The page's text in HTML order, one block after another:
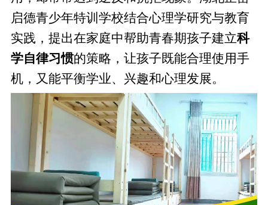
启德青少年特训学校结合心理学研究与教育
实践，提出在家庭中帮助青春期孩子建立科
学自律习惯的策略，让孩子既能合理使用手
机，又能平衡学业、兴趣和心理发展。